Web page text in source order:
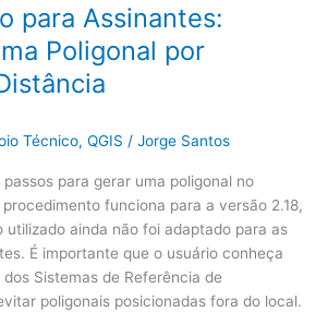
para Assinantes:
Poligonal por
Técnico, QGIS / Jorge Santos
para gerar uma poligonal no
procedimento funciona para a versão 2.18,
utilizado ainda não foi adaptado para as
É importante que o usuário conheça
Sistemas de Referência de
poligonais posicionadas fora do local.